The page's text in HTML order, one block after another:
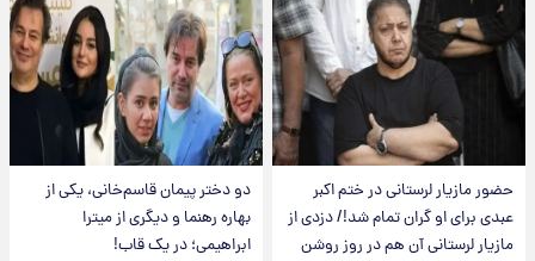
حضور مازیار لرستانی در ختم اکبر
عبدی برای او گران تمام شد!/ دزدی از
مازیار لرستانی آن هم در روز روشن
دو دختر پیمان قاسم‌خانی، یکی از
بهاره رهنما و دیگری از میترا
ابراهیمی؛ در یک قاب!